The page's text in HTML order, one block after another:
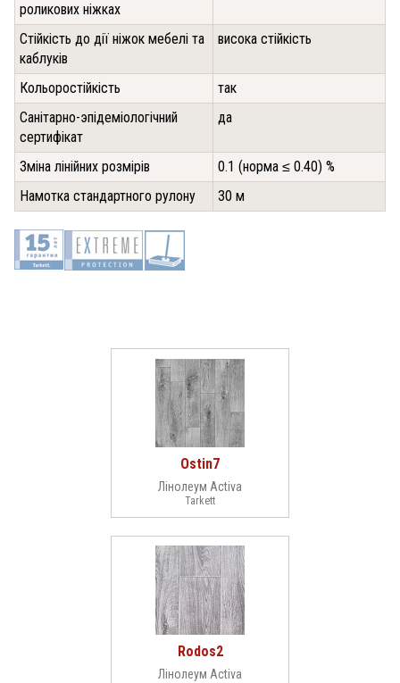
роликових ніжках
Стійкість до дії ніжок мебелі та
каблуків
висока стійкість
Кольоростійкість
так
Санітарно-эпідеміологічний
сертифікат
да
Зміна лінійних розмірів
0.1 (норма ≤ 0.40) %
Намотка стандартного рулону
30 м
Ostin7
Лінолеум Activa
Tarkett
Rodos2
Лінолеум Activa